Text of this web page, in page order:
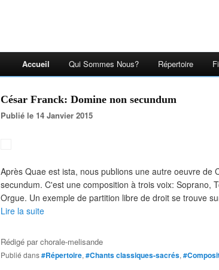
Accueil Qui Sommes Nous? Répertoire
César Franck: Domine non secundum
Publié le 14 Janvier 2015
Après Quae est ista, nous publions une autre oeuvre de
secundum. C'est une composition à trois voix: Soprano,
Orgue. Un exemple de partition libre de droit se trouve
Lire la suite
Rédigé parchorale-melisande
Publié dans#Répertoire, #Chants classiques-sacrés,